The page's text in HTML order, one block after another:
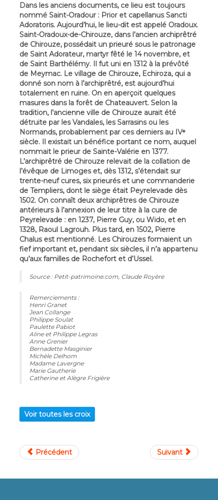
Dans les anciens documents, ce lieu est toujours
nommé Saint-Oradour : Prior et capellanus Sancti
Adoratoris. Aujourd’hui, le lieu-dit est appelé Oradoux.
Saint-Oradoux-de-Chirouze, dans l’ancien archiprêtré
de Chirouze, possédait un prieuré sous le patronage
de Saint Adorateur, martyr fêté le 14 novembre, et
de Saint Barthélémy. Il fut uni en 1312 à la prévôté
de Meymac. Le village de Chirouze, Echiroza, qui a
donné son nom à l’archiprêtré, est aujourd’hui
totalement en ruine. On en aperçoit quelques
masures dans la forêt de Chateauvert. Selon la
tradition, l’ancienne ville de Chirouze aurait été
détruite par les Vandales, les Sarrasins ou les
Normands, probablement par ces derniers au IVᵉ
siècle. Il existait un bénéfice portant ce nom, auquel
nommait le prieur de Sainte-Valérie en 1377.
L’archiprêtré de Chirouze relevait de la collation de
l’évêque de Limoges et, dès 1312, s’étendait sur
trente-neuf cures, six prieurés et une commanderie
de Templiers, dont le siège était Peyrelevade dès
1502. On connaît deux archiprêtres de Chirouze
antérieurs à l’annexion de leur titre à la cure de
Peyrelevade : en 1237, Pierre Guy, ou Wido, et en
1328, Raoul Lagrouh. Plus tard, en 1502, Pierre
Chalus est mentionné. Les Chirouzes formaient un
fief important et, pendant six siècles, il n’a appartenu
qu’aux familles de Rochefort et d’Ussel.
Source : Petit-patrimoine.com, Claude Royère
Remerciements :
Henri Granet
Jean Collange
Philippe Soulat
Paulette Pabiot
Aline et Philippe Legras
Anne Grenier
Bernadette Masginier
Michèle Delhom
Madame Lavergne
Marie Gautherie
Catherine et Alègre Frigière
Voir toutes les croix
Précédent Suivant